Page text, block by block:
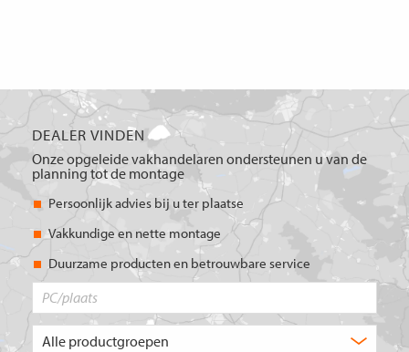
DEALER VINDEN
Onze opgeleide vakhandelaren ondersteunen u van de
planning tot de montage
Persoonlijk advies bij u ter plaatse
Vakkundige en nette montage
Duurzame producten en betrouwbare service